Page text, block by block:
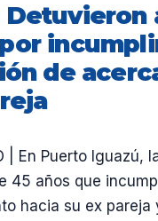
Detuvieron
de
| En Puerto Iguazú,
45 años que
hacia su ex pareja